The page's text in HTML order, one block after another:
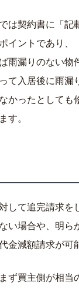
は契約書に「記
イントであり、
雨漏りのない物
て入居後に雨漏
かったとしても
す。
して追完請求を
い場合や、明ら
金減額請求が可
ず買主側が相当